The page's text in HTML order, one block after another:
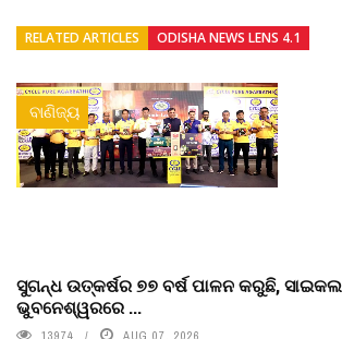
RELATED ARTICLES ODISHA NEWS LENS 4.1
ବାଣିଜ୍ୟ
ସୁଗନ୍ଧ ଉତ୍କର୍ଷର ୭୭ ବର୍ଷ ପାଳନ କରୁଛି,
ଭୁବନେଶ୍ୱରରେ ...
13974 AUG 07, 2026